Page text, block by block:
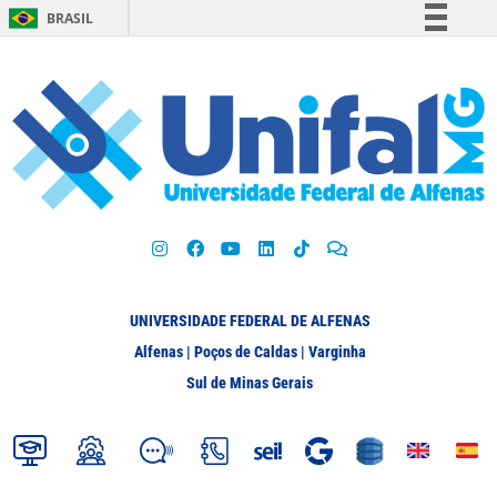
BRASIL
Participe
Acesso à informação
Legislação
UNIVERSIDADE FEDERAL DE ALFENAS
Alfenas | Poços de Caldas | Varginha
Sul de Minas Gerais